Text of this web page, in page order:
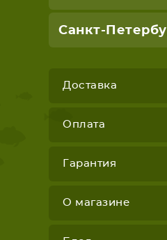
Санкт-
Доставка
Оплата
Гарантия
О магазине